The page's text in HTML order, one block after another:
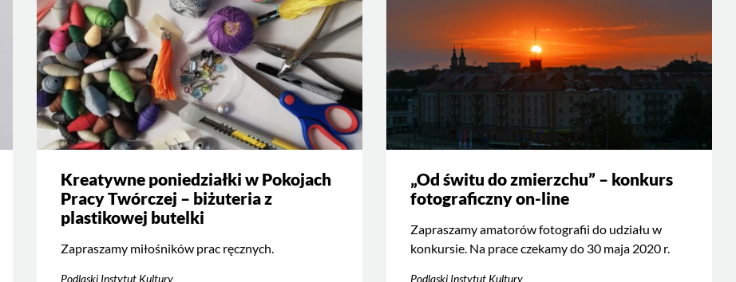
Kreatywne poniedziałki w Pokojach
Pracy Twórczej – biżuteria z
plastikowej butelki
Zapraszamy miłośników prac ręcznych.
Podlaski Instytut Kultury
„Od świtu do zmierzchu” – konkurs
fotograficzny on-line
Zapraszamy amatorów fotografii do udziału w
konkursie. Na prace czekamy do 30 maja 2020 r.
Podlaski Instytut Kultury